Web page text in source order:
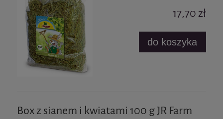
17,70 zł
do koszyka
Box z sianem i kwiatami 100 g JR Farm